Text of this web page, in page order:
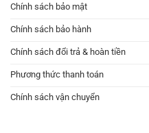
Chính sách bảo mật
Chính sách bảo hành
Chính sách đổi trả & hoàn tiền
Phương thức thanh toán
Chính sách vận chuyển